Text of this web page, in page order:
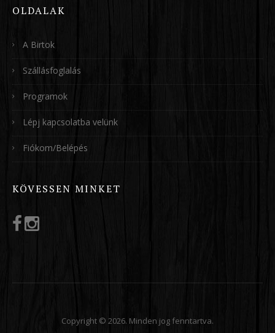
OLDALAK
A Birtok
Szállásfoglalás
Programok
Lépj kapcsolatba velünk
Fiókom/Belépés
KÖVESSEN MINKET
Copyright © 2026. Minden jog fenntartva.